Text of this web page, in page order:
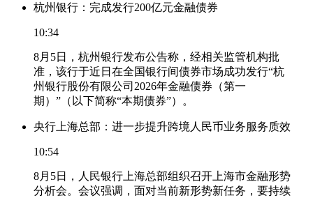
杭州银行：完成发行200亿元金融债券
10:34
8月5日，杭州银行发布公告称，经相关监管机构批
准，该行于近日在全国银行间债券市场成功发行“杭
州银行股份有限公司2026年金融债券（第一
期）”（以下简称“本期债券”）。
央行上海总部：进一步提升跨境人民币业务服务质效
10:54
8月5日，人民银行上海总部组织召开上海市金融形势
分析会。会议强调，面对当前新形势新任务，要持续